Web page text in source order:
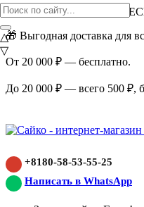
ВНИМАНИЕ АКЦИЯ!
🎁 Выгодная доставка для
От 20 000 ₽ — бесплатно.
До 20 000 ₽ — всего 500 ₽,
+8180-58-53-55-25
Написать в WhatsApp
△
▽